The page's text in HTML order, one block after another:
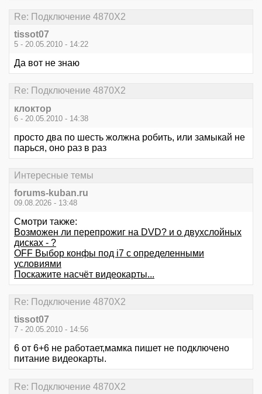
Re: Подключение 4870Х2
tissot07
5 - 20.05.2010 - 14:22
Да вот не знаю
Re: Подключение 4870Х2
клоктор
6 - 20.05.2010 - 14:38
просто два по шесть жолжна робить, или замыкай не
парься, оно раз в раз
Интересные темы
forums-kuban.ru
09.08.2026 - 13:48
Смотри также:
Возможен ли перепрожиг на DVD? и о двухслойных
дисках - ?
OFF Выбор конфы под i7 с определенными
условиями
Поскажите насчёт видеокарты...
Re: Подключение 4870Х2
tissot07
7 - 20.05.2010 - 14:56
6 от 6+6 не работает,мамка пишет не подключено
питание видеокарты.
Re: Подключение 4870Х2